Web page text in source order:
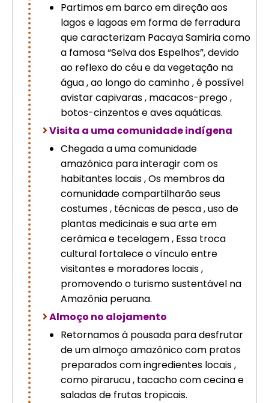
Partimos em barco em direção aos
lagos e lagoas em forma de ferradura
que caracterizam Pacaya Samiria como
a famosa “Selva dos Espelhos”, devido
ao reflexo do céu e da vegetação na
água , ao longo do caminho , é possível
avistar capivaras , macacos-prego ,
botos-cinzentos e aves aquáticas.
Visita a uma comunidade indígena
Chegada a uma comunidade
amazônica para interagir com os
habitantes locais , Os membros da
comunidade compartilharão seus
costumes , técnicas de pesca , uso de
plantas medicinais e sua arte em
cerâmica e tecelagem , Essa troca
cultural fortalece o vínculo entre
visitantes e moradores locais ,
promovendo o turismo sustentável na
Amazônia peruana.
Almoço no alojamento
Retornamos à pousada para desfrutar
de um almoço amazônico com pratos
preparados com ingredientes locais ,
como pirarucu , tacacho com cecina e
saladas de frutas tropicais.